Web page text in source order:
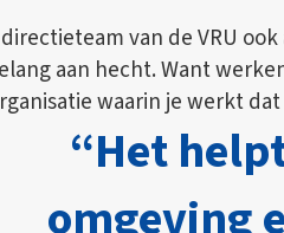
van de VRU
aan hecht. Want
waarin je werkt
“Het
omgeving